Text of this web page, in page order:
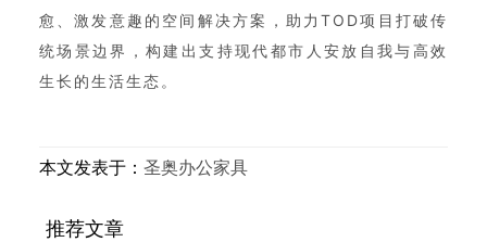
愈、激发意趣的空间解决方案，助力TOD项目打破传
统场景边界，构建出支持现代都市人安放自我与高效
生长的生活生态。
本文发表于： 圣奥办公家具
推荐文章